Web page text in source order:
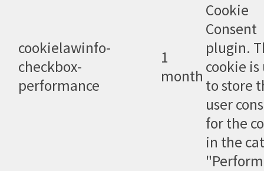
cookielawinfo-
checkbox-
performance
1
month
Cookie
Consent
plugin.
cookie is
to store
user
for the
in the